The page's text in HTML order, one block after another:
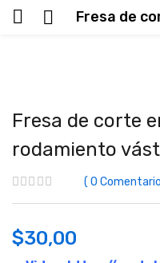
Fresa de corte
rodamiento
0
$30,00